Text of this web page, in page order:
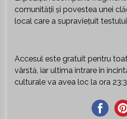
comunității și povestea unei
local care a supraviețuit
Accesul este gratuit pentru
vârstă, iar ultima intrare în
culturale va avea loc la ora